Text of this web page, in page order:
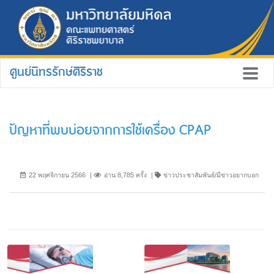
ศูนย์นิทรรักษ์ศิริราช
ปัญหาที่พบบ่อยจากการใช้เครื่อง CPAP
22 พฤศจิกายน 2566 อ่าน 8,785 ครั้ง ข่าวประชาสัมพันธ์/มีข่าวอยากบอก